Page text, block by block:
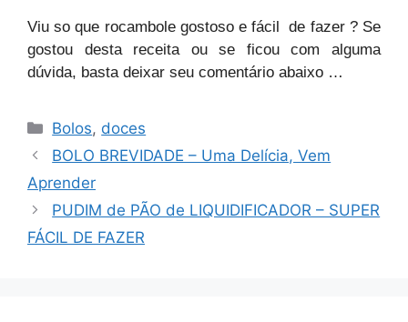
Viu so que rocambole gostoso e fácil de fazer ? Se
gostou desta receita ou se ficou com alguma
dúvida, basta deixar seu comentário abaixo …
Categorias
Bolos, doces
BOLO BREVIDADE – Uma Delícia, Vem
Aprender
PUDIM de PÃO de LIQUIDIFICADOR – SUPER
FÁCIL DE FAZER